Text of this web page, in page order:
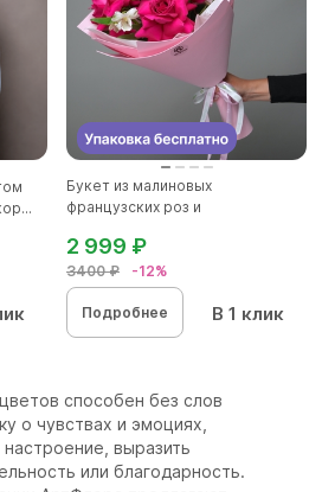
Букет из малиновых
французских роз и
3400 ₽ -12%
2 999 ₽
Подробнее В 1 клик
способен без слов
о чувствах и эмоциях,
выразить
или благодарность.